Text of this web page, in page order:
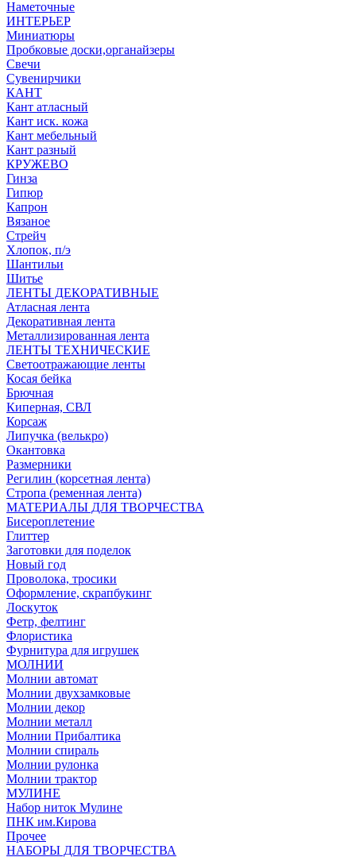
Наметочные
ИНТЕРЬЕР
Миниатюры
Пробковые доски,органайзеры
Свечи
Сувенирчики
КАНТ
Кант атласный
Кант иск. кожа
Кант мебельный
Кант разный
КРУЖЕВО
Гинза
Гипюр
Капрон
Вязаное
Стрейч
Хлопок, п/э
Шантильи
Шитье
ЛЕНТЫ ДЕКОРАТИВНЫЕ
Атласная лента
Декоративная лента
Металлизированная лента
ЛЕНТЫ ТЕХНИЧЕСКИЕ
Светоотражающие ленты
Косая бейка
Брючная
Киперная, СВЛ
Корсаж
Липучка (велькро)
Окантовка
Размерники
Регилин (корсетная лента)
Стропа (ременная лента)
МАТЕРИАЛЫ ДЛЯ ТВОРЧЕСТВА
Бисероплетение
Глиттер
Заготовки для поделок
Новый год
Проволока, тросики
Оформление, скрапбукинг
Лоскуток
Фетр, фелтинг
Флористика
Фурнитура для игрушек
МОЛНИИ
Молнии автомат
Молнии двухзамковые
Молнии декор
Молнии металл
Молнии Прибалтика
Молнии спираль
Молнии рулонка
Молнии трактор
МУЛИНЕ
Набор ниток Мулине
ПНК им.Кирова
Прочее
НАБОРЫ ДЛЯ ТВОРЧЕСТВА